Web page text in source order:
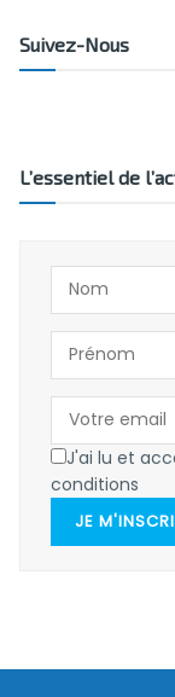
Suivez-Nous
L’essentiel de
J'ai lu et
conditions
JE